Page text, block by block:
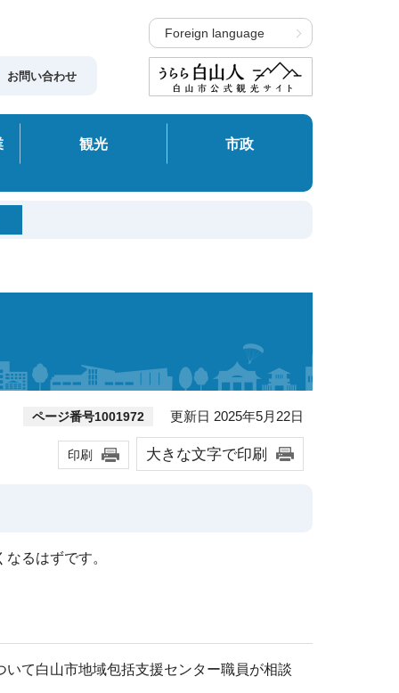
お問い合わせ
Foreign language
観光 市政
ページ番号1001972 更新日 2025年5月22日
印刷 大きな文字で印刷
るはずです。
て白山市地域包括支援センター職員が相談